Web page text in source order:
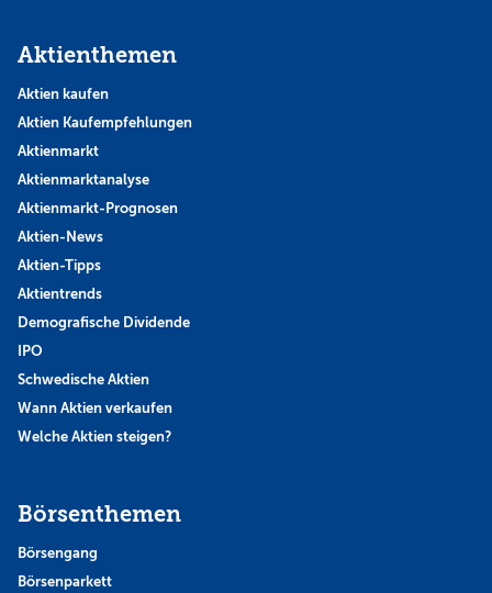
Aktienthemen
Aktien kaufen
Aktien Kaufempfehlungen
Aktienmarkt
Aktienmarktanalyse
Aktienmarkt-Prognosen
Aktien-News
Aktien-Tipps
Aktientrends
Demografische Dividende
IPO
Schwedische Aktien
Wann Aktien verkaufen
Welche Aktien steigen?
Börsenthemen
Börsengang
Börsenparkett